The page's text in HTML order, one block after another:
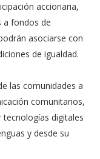
accionaria,
a fondos de
asociarse con
de igualdad.
las comunidades a
comunitarios,
digitales
y desde su